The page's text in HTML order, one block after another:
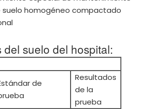
homogéneo compactado
del suelo del hospital:
de
Resultados
de la
prueba